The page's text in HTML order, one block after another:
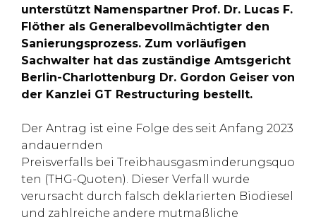
unterstützt Namenspartner Prof. Dr. Lucas F.
Flöther als Generalbevollmächtigter den
Sanierungsprozess. Zum vorläufigen
Sachwalter hat das zuständige Amtsgericht
Berlin-Charlottenburg Dr. Gordon Geiser von
der Kanzlei GT Restructuring bestellt.
Der Antrag ist eine Folge des seit Anfang 2023
andauernden
Preisverfalls bei Treibhausgasminderungsquo
ten (THG-Quoten). Dieser Verfall wurde
verursacht durch falsch deklarierten Biodiesel
und zahlreiche andere mutmaßliche